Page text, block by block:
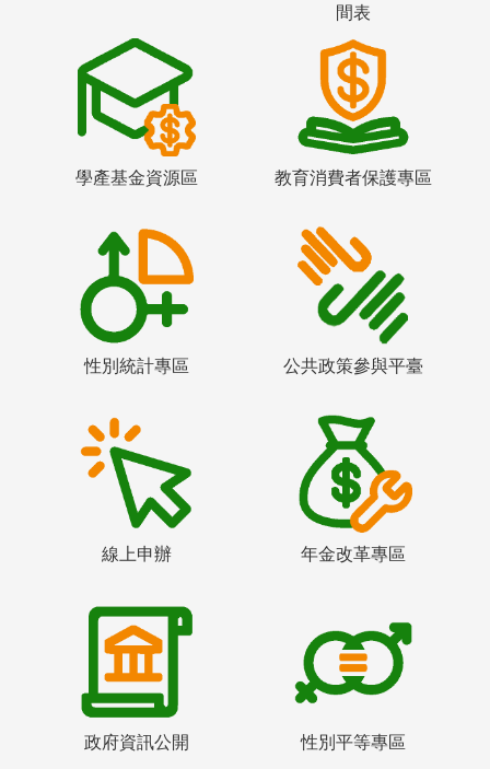
間表
學產基金資源區 教育消費者保護專區
性別統計專區 公共政策參與平臺
線上申辦 年金改革專區
政府資訊公開 性別平等專區